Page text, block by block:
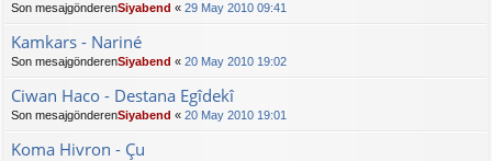
Son mesajgönderenSiyabend « 29 May 2010 09:41
Kamkars - Nariné
Son mesajgönderenSiyabend « 20 May 2010 19:02
Ciwan Haco - Destana Egîdekî
Son mesajgönderenSiyabend « 20 May 2010 19:01
Koma Hivron - Çu